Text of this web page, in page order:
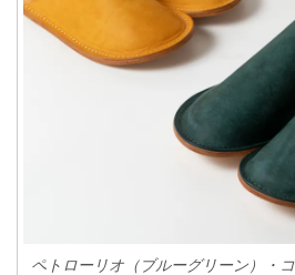
ペトローリオ（ブルーグリーン）・